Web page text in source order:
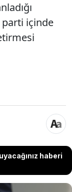
içinde
haberi